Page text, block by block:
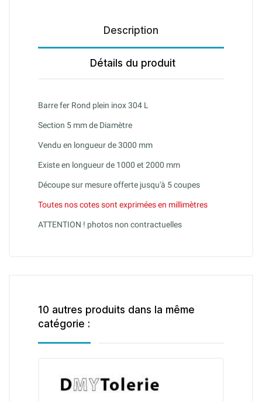
Description
Détails du produit
Barre fer Rond plein inox 304 L
Section 5 mm de Diamètre
Vendu en longueur de 3000 mm
Existe en longueur de 1000 et 2000 mm
Découpe sur mesure offerte jusqu'à 5 coupes
Toutes nos cotes sont exprimées en millimètres
ATTENTION ! photos non contractuelles
10 autres produits dans la même
catégorie :